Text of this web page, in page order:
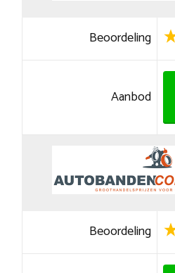
Beoordeling
Aanbod
Beoordeling